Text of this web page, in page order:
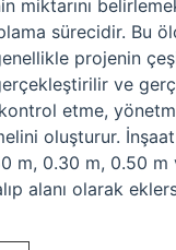
miktarını
sürecidir. Bu
projenin
ve
etme,
oluşturur. İnşaat
m, 0.30 m, 0.50
alanı olarak